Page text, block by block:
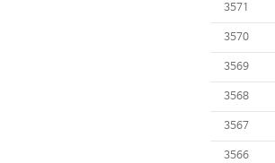
3571
3570
3569
3568
3567
3566